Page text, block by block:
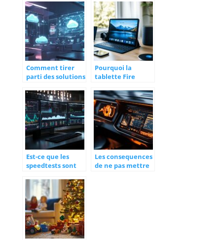
techno : Les
secrets de
programmation
d’une TB-303
Comment tirer
parti des solutions
votre entreprise
Pourquoi la
tablette Fire
attention :
customisation
avancee et ROM
alternatives
Est-ce que les
speedtests sont
votre connexion ?
Les pieges a eviter
selon votre type
d’abonnement
Les consequences
de ne pas mettre